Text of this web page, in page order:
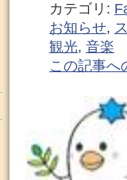
カテゴリ:
お知らせ,
観光, 音楽
この記事へ